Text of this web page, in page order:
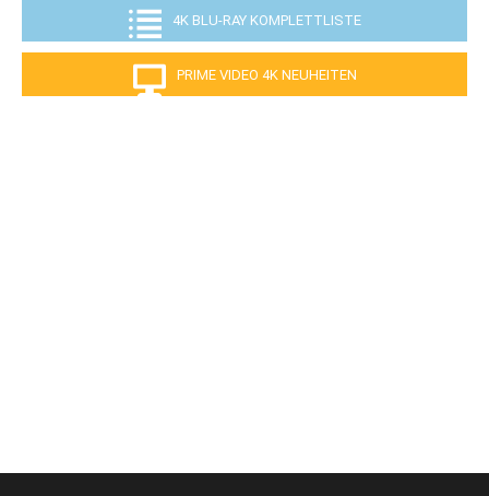
4K BLU-RAY KOMPLETTLISTE
PRIME VIDEO 4K NEUHEITEN